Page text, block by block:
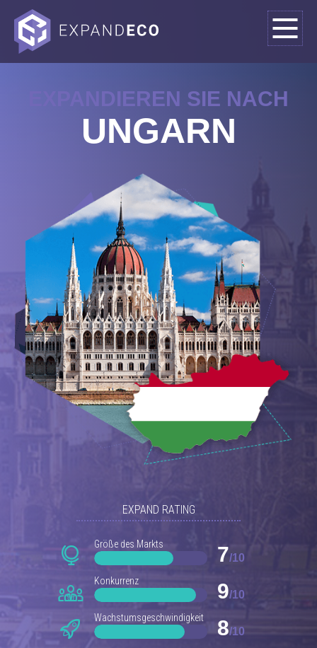
EXPANDIEREN SIE NACH
UNGARN
EXPAND RATING
Größe des Markts 7/10
Konkurrenz 9/10
Wachstumsgeschwindigkeit 8/10